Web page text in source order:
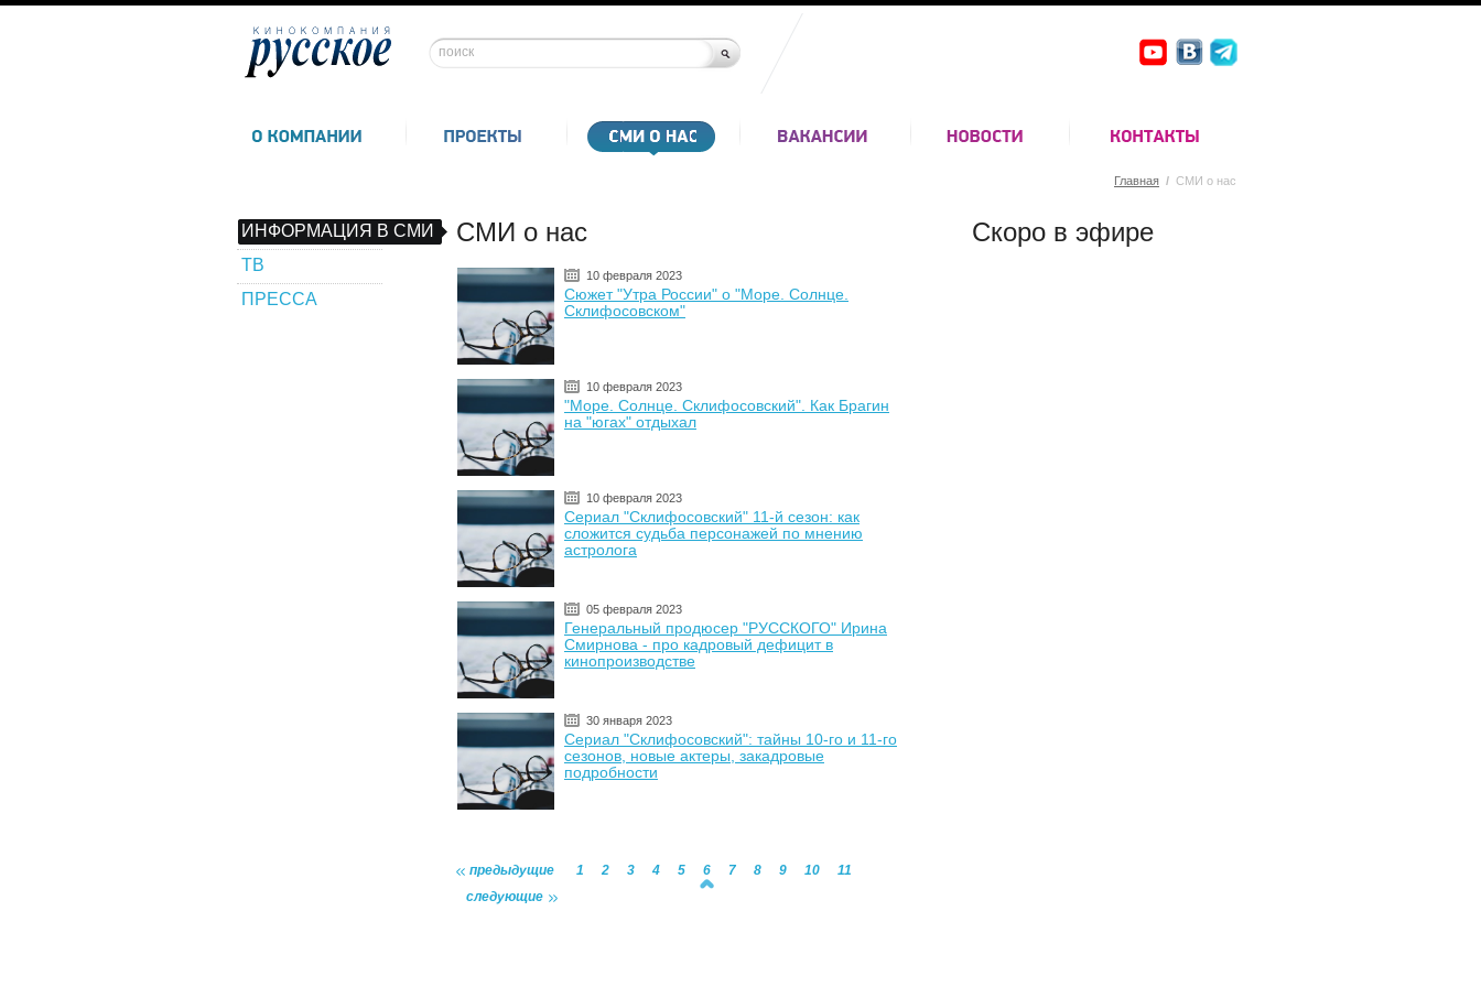
Главная / СМИ о нас
ИНФОРМАЦИЯ В СМИ
ТВ
ПРЕССА
СМИ о нас
10 февраля 2023
Сюжет "Утра России" о "Море. Солнце.
Склифосовском"
10 февраля 2023
"Море. Солнце. Склифосовский". Как Брагин
на "югах" отдыхал
10 февраля 2023
Сериал "Склифосовский" 11-й сезон: как
сложится судьба персонажей по мнению
астролога
05 февраля 2023
Генеральный продюсер "РУССКОГО" Ирина
Смирнова - про кадровый дефицит в
кинопроизводстве
30 января 2023
Сериал "Склифосовский": тайны 10-го и 11-го
сезонов, новые актеры, закадровые
подробности
предыдущие 1 2 3 4 5 6 7 8 9 10
11
следующие
Скоро в эфире